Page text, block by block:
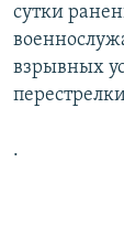
Все
сутки
взрывных
.